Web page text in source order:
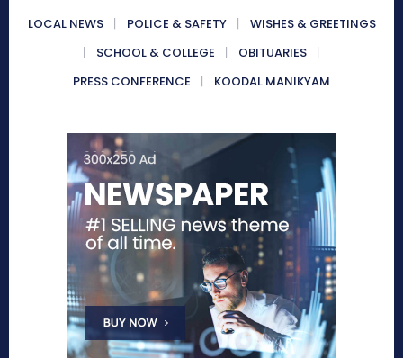
LOCAL NEWS POLICE & SAFETY
WISHES & GREETINGS
SCHOOL & COLLEGE
OBITUARIES
PRESS CONFERENCE
KOODAL MANIKYAM